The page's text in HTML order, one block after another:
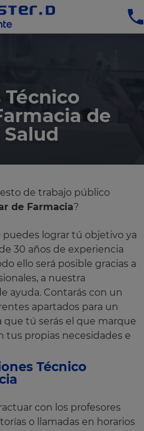
de
de trabajo público
de Farmacia?
puedes lograr tú objetivo ya
30 años de experiencia
ello será posible gracias a
a nuestra
ayuda. Contarás con un
apartados para un
que tú serás el que marque
tus propias necesidades e
Técnico
con los profesores
o llamadas en horarios